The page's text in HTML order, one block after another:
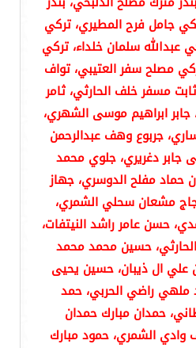
جامل فرح المطيري، تركي
عبدالله سلمان خلداء، تركي
مصلح سفر العتيبي، تواف
مسفر خلف الحارثي، ثامر
ابراهيم موسى الشهري،
جربوع وهف عبدالرحمن
جابر دغريري، جلوي محمد
حماد مفلح الدوسري، جهاز
مشعان سحلي الشمري،
حسن عامر راشد النيتفات،
حسين محمد محمد
علي ال ذيبان، حسين يحيى
ملهي راضي الحربي، حمد
حمدان مبارك حمدان
الشمري، حمود مبارك